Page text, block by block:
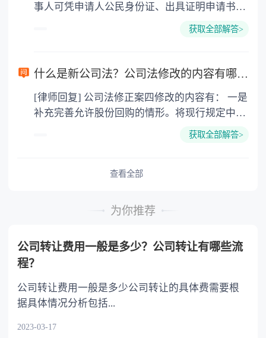
能力； (二)意思表示真实； (三)不违反法律、行
政法规的强制性规定，不违背公序良俗。 第六百
一般包括借款种类、币种、用途、数额、利率、
利放贷，借款的利率不得违反国家有关规定。借
款合同对支付利息没有约定的，视为没有利息。
借款合同对支付利息约定不明确，当事人不能达
人之间借款的，视为没有利息。 夫妻之间打欠条
民事行为能力。 2.意思表示真实。 3.不
良俗。如自然人之间的借款合同约定支付利息
的，借款的利率不得违反国家有关限制借款利率
事人可凭申请人公民身份证、出具证明申请书、
申请执业相关的文书或表格，向被证明对象户籍
“无犯罪”的一个证明。 《刑法》第一百条依
当如实向有关单位报告自己曾受过刑事处罚，不
得隐瞒。犯罪的时候不满十八周岁被判处五年有
期徒刑以下刑罚的人，免除前款规定的报告义
获取全部解答>
什么是新公司法？公司法修改的内容有哪些？
[律师回复] 公司法修正案四修改的内容有： 一是
补充完善允许股份回购的情形。将现行规定中
“将股份奖励给本公司职工”这一情形修改为“将
司债券”和“上市公司为避免公司遭受重大损害，
及“法律、行政法规规定的其他情形”的兜底性规
回购股份的期限。规定公司因将股份用于员工持
可转换为股票的公司债券，以及上市公司为避免
公司遭受重大损害、维护公司价值及股东权益所
规定或者股东大会的授权，经三分之二以上董事
获取全部解答>
查看全部
为你推荐
公司转让费用一般是多少？公司转让有哪些流
程？
公司转让费用一般是多少公司转让的具体费需要根
据具体情况分析包括...
2023-03-17